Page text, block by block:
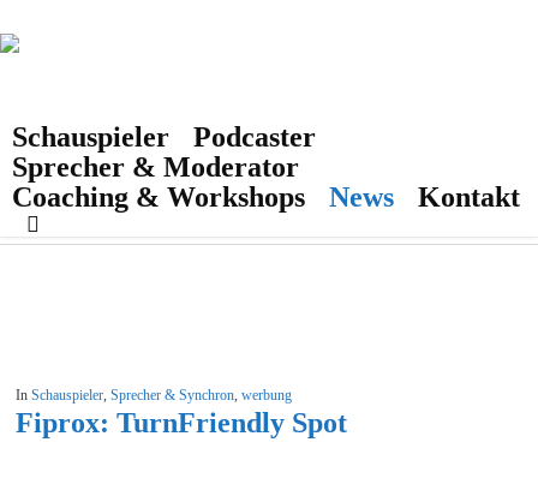
main
Schauspieler
Podcaster
Sprecher & Moderator
Coaching & Workshops
News Kontakt
Tag
sprecher
In Schauspieler, Sprecher & Synchron, werbung
Fiprox: TurnFriendly Spot